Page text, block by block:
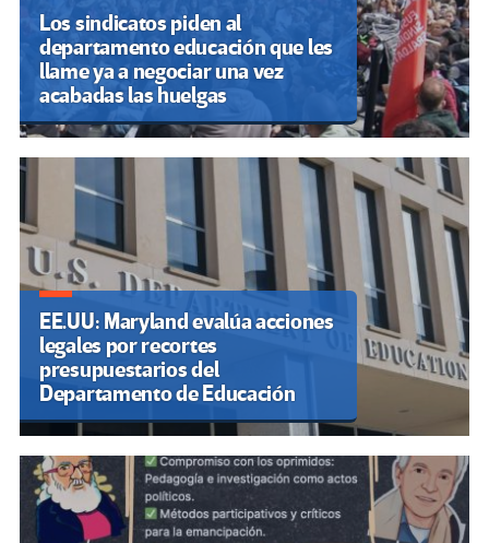
Los sindicatos piden al
departamento educación que les
llame ya a negociar una vez
acabadas las huelgas
EE.UU: Maryland evalúa acciones
legales por recortes
presupuestarios del
Departamento de Educación